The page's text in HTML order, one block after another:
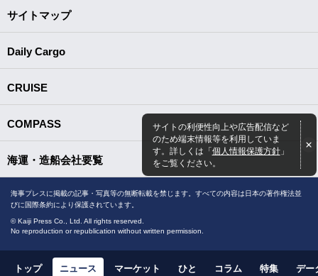
サイトの利便性向上や広告配信など
のため端末情報等を利用していま
す。詳しくは「個人情報保護方針」
をご覧ください。
サイトマップ
Daily Cargo
CRUISE
COMPASS
海運・造船会社要覧
海事プレスに掲載の記事・写真等の無断転載を禁じます。すべての内容は日本の著作権法並
びに国際条約により保護されています。
© Kaiji Press Co., Ltd. All rights reserved.
No reproduction or republication without written permission.
トップ ニュース マーケット ひと コラム 特集 デー